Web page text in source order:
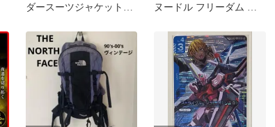
ダースーツジャケット
イズ
ヌードル フリーダム 大
ュア